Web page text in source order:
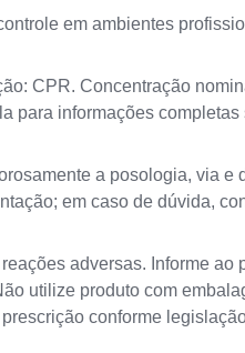
em ambientes
CPR. Concentração
para informações completas
a posologia, via e
em caso de dúvida,
adversas. Informe ao
utilize produto com
conforme